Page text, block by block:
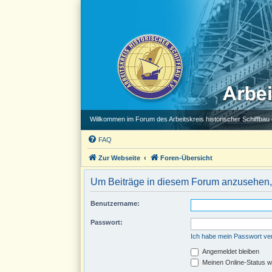
Willkommen im Forum des Arbeitskreis historischer
FAQ
Zur Webseite Foren-Übersicht
Um Beiträge in diesem Forum
Benutzername:
Passwort:
Ich habe mein Passwort
Angemeldet bleiben
Meinen Online-Status